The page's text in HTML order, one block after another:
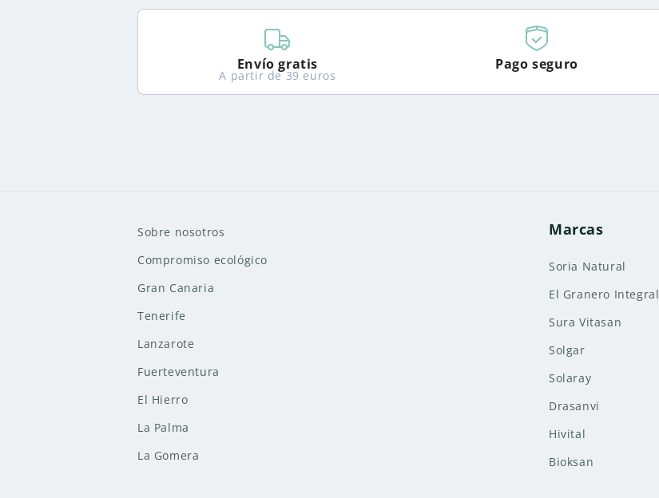
una
Envío gratis
A partir de 39 euros
Pago seguro
Sobre nosotros
Compromiso ecológico
Gran Canaria
Tenerife
Lanzarote
Fuerteventura
El Hierro
La Palma
La Gomera
Marcas
Soria Natural
El Granero Integral
Sura Vitasan
Solgar
Solaray
Drasanvi
Hivital
Bioksan